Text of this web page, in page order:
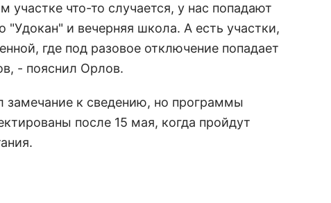
участке что-то случается, у нас попадают
"Удокан" и вечерняя школа. А есть участки,
где под разовое отключение попадает
- пояснил Орлов.
замечание к сведению, но программы
после 15 мая, когда пройдут